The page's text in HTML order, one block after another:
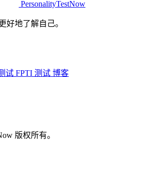
PersonalityTestNow
好地了解自己。
试 FPTI 测试 博客
版权所有。